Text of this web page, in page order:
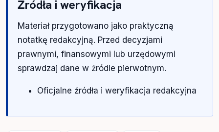
Źródła i weryfikacja
Materiał przygotowano jako praktyczną
notatkę redakcyjną. Przed decyzjami
prawnymi, finansowymi lub urzędowymi
sprawdzaj dane w źródle pierwotnym.
Oficjalne źródła i weryfikacja redakcyjna